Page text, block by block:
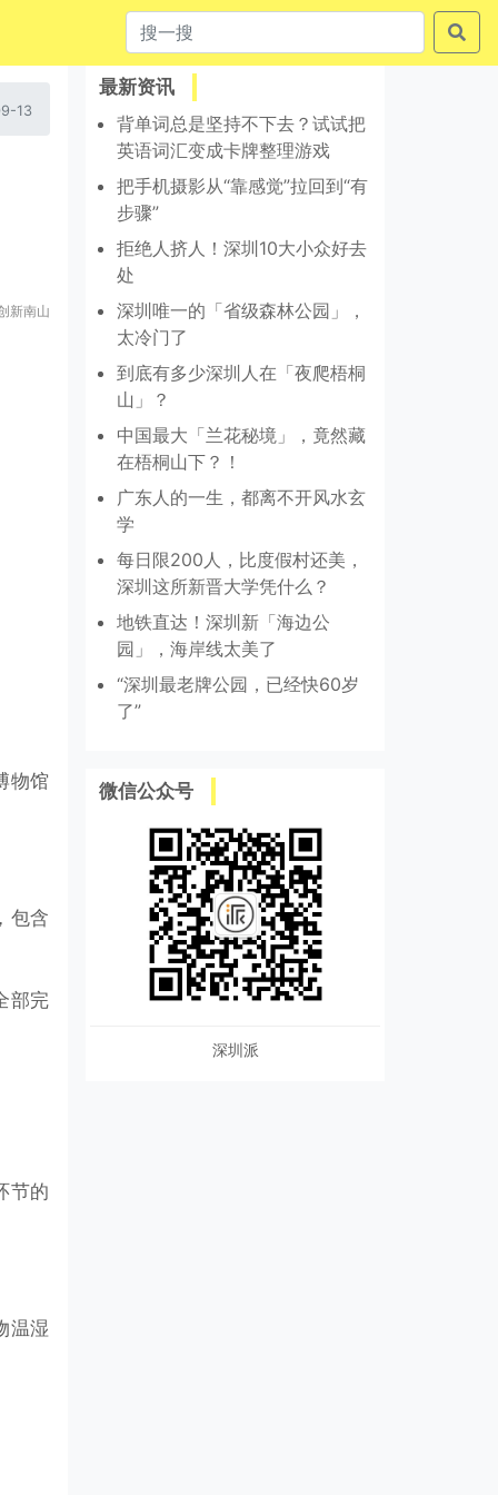
13
新南山
物馆
包含
部完
节的
温湿
最新资讯
背单词总是坚持不下去？试试把
英语词汇变成卡牌整理游戏
把手机摄影从“靠感觉”拉回到“有
步骤”
拒绝人挤人！深圳10大小众好去
处
深圳唯一的「省级森林公园」，
太冷门了
到底有多少深圳人在「夜爬梧桐
山」？
中国最大「兰花秘境」，竟然藏
在梧桐山下？！
广东人的一生，都离不开风水玄
学
每日限200人，比度假村还美，
深圳这所新晋大学凭什么？
地铁直达！深圳新「海边公
园」，海岸线太美了
“深圳最老牌公园，已经快60岁
了”
微信公众号
深圳派